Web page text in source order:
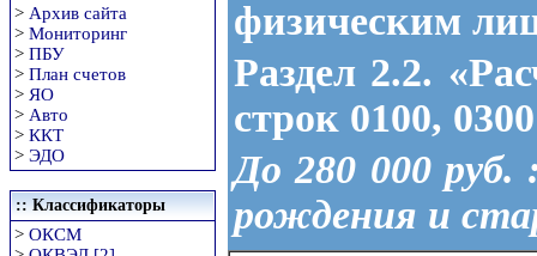
> Архив сайта
> Мониторинг
> ПБУ
> План счетов
> ЯО
> Авто
> ККТ
> ЭДО
:: Классификаторы
> ОКСМ
физическим
Раздел 2.2.
строк 0100,
До 280 000 руб.
рождения и